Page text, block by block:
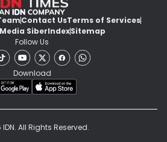
Contact UsTerms of Services
SiberIndexSitemap
Follow Us
Download
All Rights Reserved.